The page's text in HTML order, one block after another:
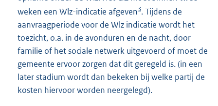
weken een Wlz-indicatie afgeven3. Tijdens de
aanvraagperiode voor de Wlz indicatie wordt het
toezicht, o.a. in de avonduren en de nacht, door
familie of het sociale netwerk uitgevoerd of moet de
gemeente ervoor zorgen dat dit geregeld is. (in een
later stadium wordt dan bekeken bij welke partij de
kosten hiervoor worden neergelegd).